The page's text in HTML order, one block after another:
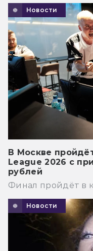
Новости
В Москве
League 2026 с
рублей
Финал пройдёт в
Новости